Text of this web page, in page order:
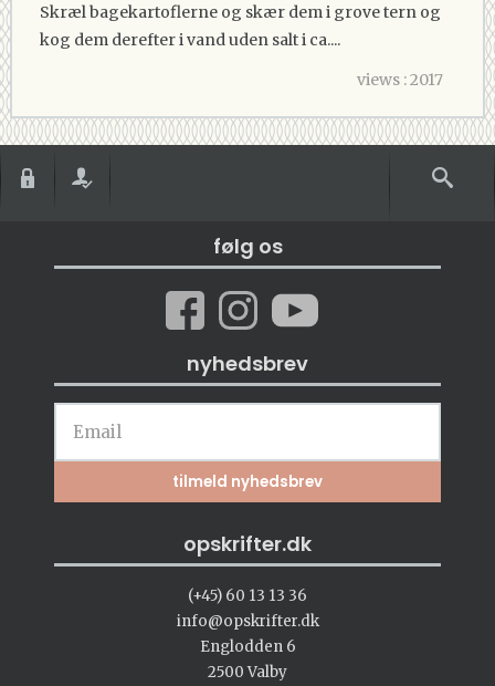
Skræl bagekartoflerne og skær dem i grove tern og
kog dem derefter i vand uden salt i ca....
views : 2017
følg os
nyhedsbrev
opskrifter.dk
(+45) 60 13 13 36
info@opskrifter.dk
Englodden 6
2500 Valby